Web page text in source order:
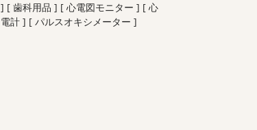
] [ 歯科用品 ] [ 心電図モニター ] [ 心
電計 ] [ パルスオキシメーター ]